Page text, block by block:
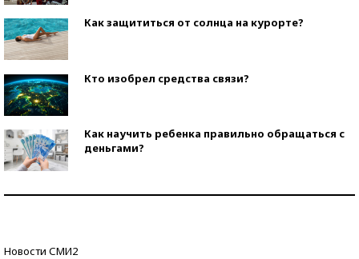
Как защититься от солнца на курорте?
Кто изобрел средства связи?
Как научить ребенка правильно обращаться с
деньгами?
Новости СМИ2